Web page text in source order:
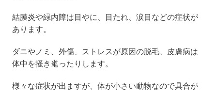
結膜炎や緑内障は目やに、目たれ、涙目などの症状が
あります。
ダニやノミ、外傷、ストレスが原因の脱毛、皮膚病は
体中を掻き毟ったりします。
様々な症状が出ますが、体が小さい動物なので具合が